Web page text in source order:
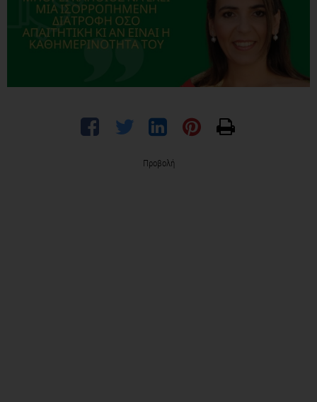
Προβολή